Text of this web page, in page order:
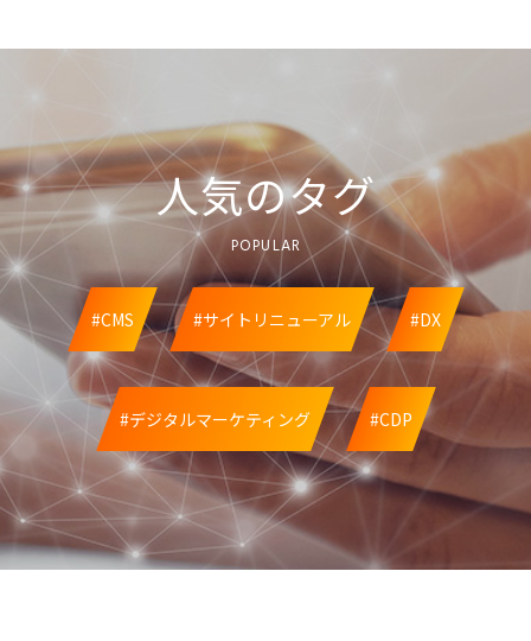
人気のタグ
POPULAR
#CMS #サイトリニューアル #DX
#デジタルマーケティング #CDP